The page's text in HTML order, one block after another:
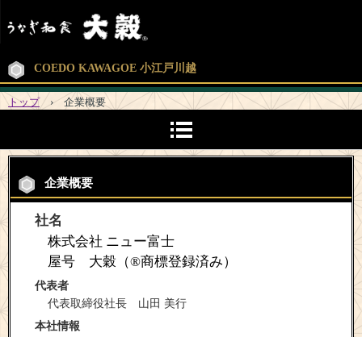
COEDO KAWAGOE 小江戸川越
トップ › 企業概要
企業概要
社名
株式会社 ニュー富士
屋号 大穀（®商標登録済み）
代表者
代表取締役社長 山田 美行
本社情報